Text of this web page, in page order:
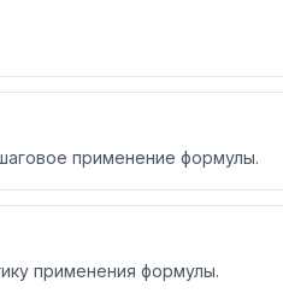
применение формулы.
применения формулы.